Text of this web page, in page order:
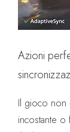
Azioni
Il gioco non
incostante o